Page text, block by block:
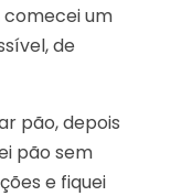
comecei um
de
pão, depois
pão sem
e fiquei